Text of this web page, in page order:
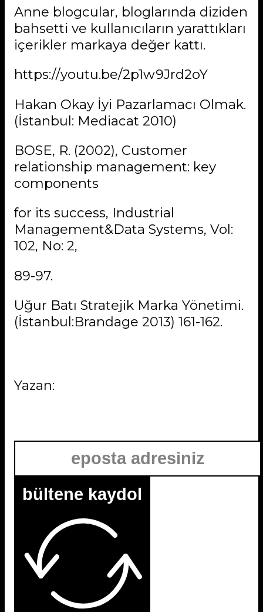
Anne blogcular, bloglarında diziden
bahsetti ve kullanıcıların yarattıkları
içerikler markaya değer kattı.
https://youtu.be/2p1w9Jrd2oY
Hakan Okay İyi Pazarlamacı Olmak.
(İstanbul: Mediacat 2010)
BOSE, R. (2002), Customer
relationship management: key
components
for its success, Industrial
Management&Data Systems, Vol:
102, No: 2,
89-97.
Uğur Batı Stratejik Marka Yönetimi.
(İstanbul:Brandage 2013) 161-162.
bültene kaydol